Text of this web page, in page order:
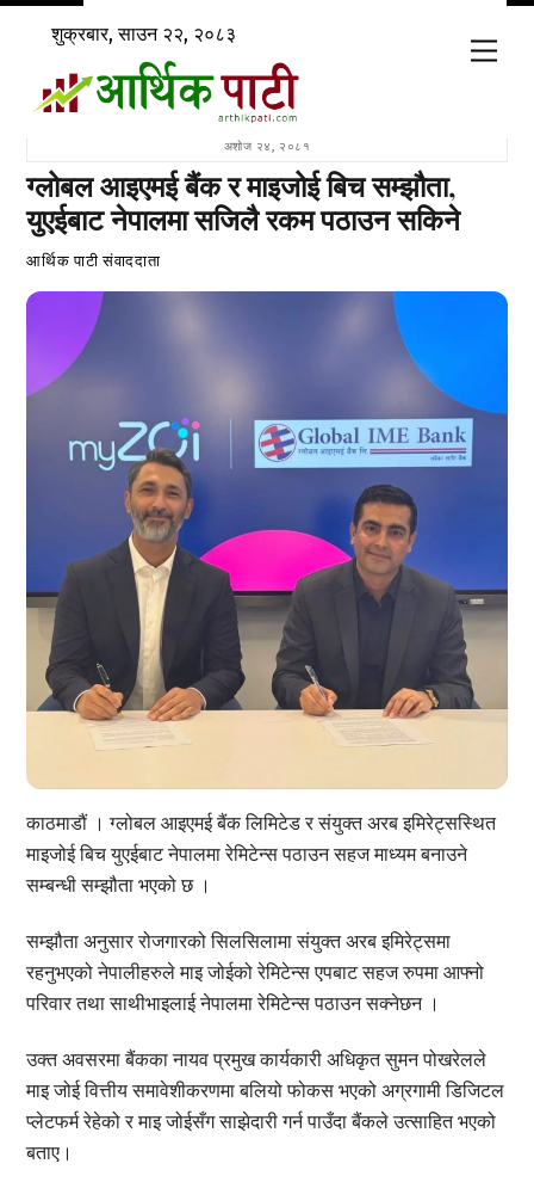
Skip
content
शुक्रबार, साउन २२, २०८३
अशोज २४, २०८१
ग्लोबल आइएमई बैंक र माइजोई बिच सम्झौता,
युएईबाट नेपालमा सजिलै रकम पठाउन सकिने
आर्थिक पाटी संवाददाता
काठमाडौं । ग्लोबल आइएमई बैंक लिमिटेड र संयुक्त अरब इमिरेट्सस्थित
माइजोई बिच युएईबाट नेपालमा रेमिटेन्स पठाउन सहज माध्यम बनाउने
सम्बन्धी सम्झौता भएको छ ।
सम्झौता अनुसार रोजगारको सिलसिलामा संयुक्त अरब इमिरेट्समा
रहनुभएको नेपालीहरुले माइ जोईको रेमिटेन्स एपबाट सहज रुपमा आफ्नो
परिवार तथा साथीभाइलाई नेपालमा रेमिटेन्स पठाउन सक्नेछन ।
उक्त अवसरमा बैंकका नायव प्रमुख कार्यकारी अधिकृत सुमन पोखरेलले
माइ जोई वित्तीय समावेशीकरणमा बलियो फोकस भएको अग्रगामी डिजिटल
प्लेटफर्म रेहेको र माइ जोईसँग साझेदारी गर्न पाउँदा बैंकले उत्साहित भएको
बताए।